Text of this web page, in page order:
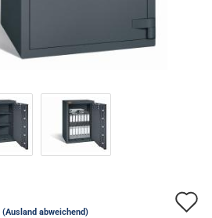
(Ausland abweichend)